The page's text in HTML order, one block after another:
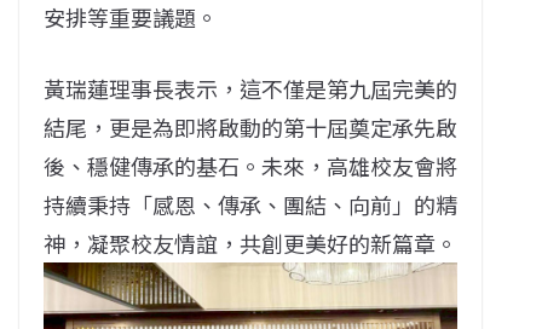
安排等重要議題。
黃瑞蓮理事長表示，這不僅是第九屆完美的
結尾，更是為即將啟動的第十屆奠定承先啟
後、穩健傳承的基石。未來，高雄校友會將
持續秉持「感恩、傳承、團結、向前」的精
神，凝聚校友情誼，共創更美好的新篇章。